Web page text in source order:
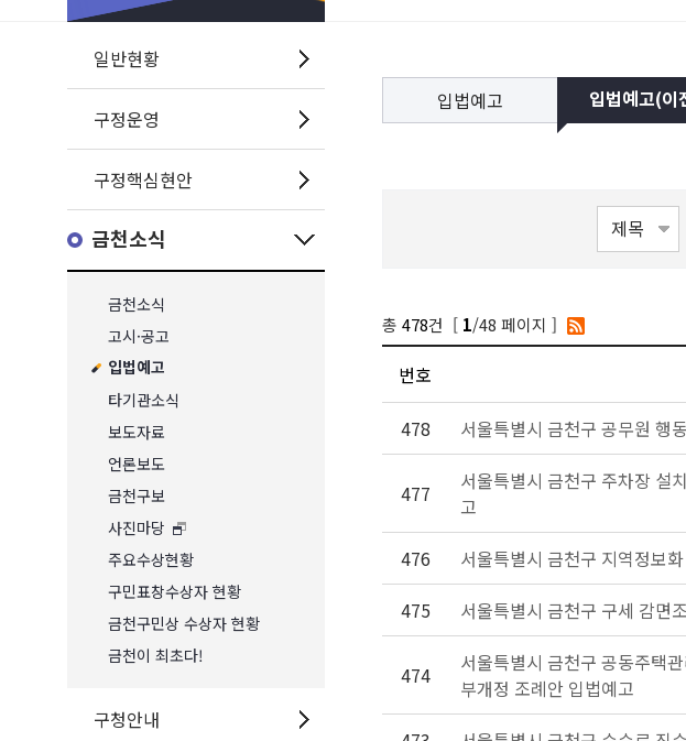
일반현황
구정운영
구정핵심현안
금천소식
금천소식
고시·공고
입법예고
타기관소식
보도자료
언론보도
금천구보
사진마당
주요수상현황
구민표창수상자 현황
금천구민상 수상자 현황
금천이 최초다!
구청안내
입법예고 입법예고(이
총 478건 [ 1/48 페이지 ]
번호
478 서울특별시 금천구 공무원 행
477
서울특별시 금천구 주차장 설
고
476 서울특별시 금천구 지역정보
475
서울특별시 금천구 구세 감면
474
서울특별시 금천구 공동주택
부개정 조례안 입법예고